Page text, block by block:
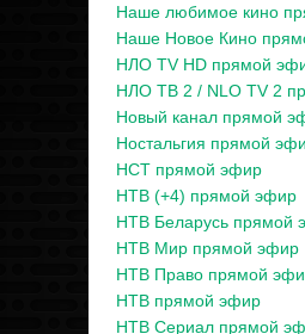
Наше любимое кино
Наше Новое Кино
НЛО TV HD прямой
НЛО ТВ 2 / NLO TV 2
Новый канал прямой
Ностальгия прямой
НСТ прямой эфир
НТВ (+4) прямой эфир
НТВ Беларусь прямой
НТВ Мир прямой эфир
НТВ Право прямой
НТВ прямой эфир
НТВ Сериал прямой